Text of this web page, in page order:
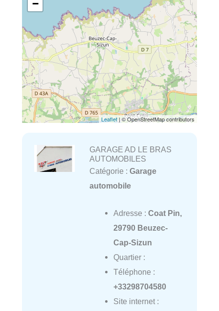
−
Leaflet| © OpenStreetMap contributors
GARAGE AD LE BRAS
AUTOMOBILES
Catégorie : Garage
automobile
Adresse : Coat Pin,
29790 Beuzec-
Cap-Sizun
Quartier :
Téléphone :
+33298704580
Site internet :